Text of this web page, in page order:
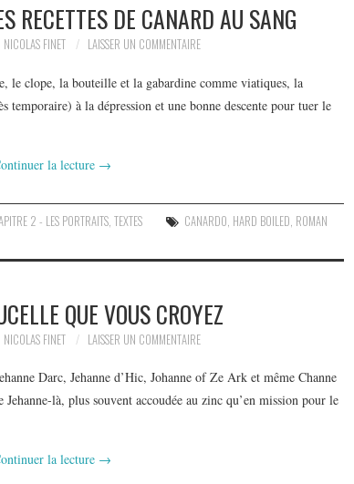
RECETTES DE CANARD AU SANG
NICOLAS FINET LAISSER UN COMMENTAIRE
le clope, la bouteille et la gabardine comme viatiques, la
temporaire) à la dépression et une bonne descente pour tuer le
la lecture →
2 - LES PORTRAITS ,TEXTES CANARDO HARD BOILED ROMAN
QUE VOUS CROYEZ
NICOLAS FINET LAISSER UN COMMENTAIRE
Darc, Jehanne d’Hic, Johanne of Ze Ark et même Channe
là, plus souvent accoudée au zinc qu’en mission pour le
la lecture →